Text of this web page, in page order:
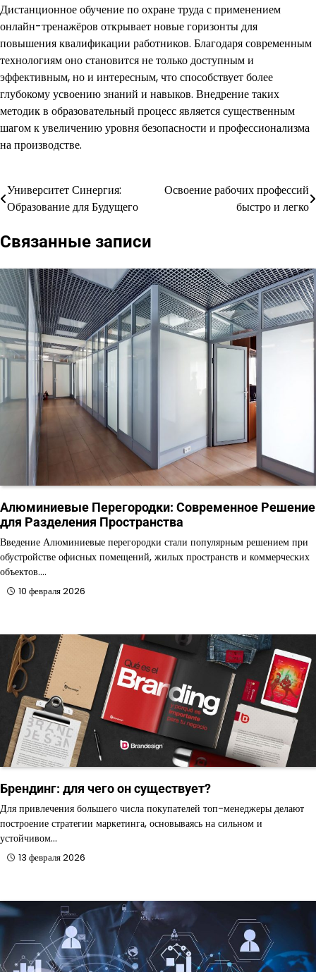
Дистанционное обучение по охране труда с применением
онлайн-тренажёров открывает новые горизонты для
повышения квалификации работников. Благодаря современным
технологиям оно становится не только доступным и
эффективным, но и интересным, что способствует более
глубокому усвоению знаний и навыков. Внедрение таких
методик в образовательный процесс является существенным
шагом к увеличению уровня безопасности и профессионализма
на производстве.
Навигация
записям
Университет Синергия:
Образование для Будущего
Освоение рабочих профессий
быстро и легко
Связанные записи
Алюминиевые Перегородки: Современное Решение
для Разделения Пространства
Введение Алюминиевые перегородки стали популярным решением при
обустройстве офисных помещений, жилых пространств и коммерческих
объектов.…
10 февраля 2026
Брендинг: для чего он существует?
Для привлечения большего числа покупателей топ-менеджеры делают
построение стратегии маркетинга, основываясь на сильном и
устойчивом…
13 февраля 2026